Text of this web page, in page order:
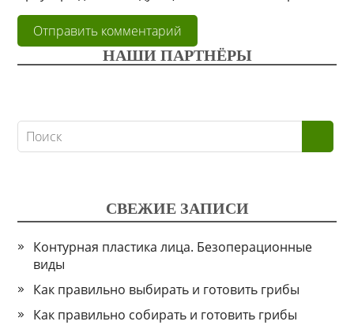
НАШИ ПАРТНЁРЫ
СВЕЖИЕ ЗАПИСИ
Контурная пластика лица. Безоперационные
виды
Как правильно выбирать и готовить грибы
Как правильно собирать и готовить грибы